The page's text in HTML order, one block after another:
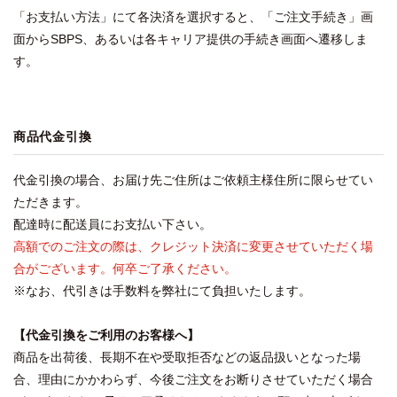
「お支払い方法」にて各決済を選択すると、「ご注文手続き」画
面からSBPS、あるいは各キャリア提供の手続き画面へ遷移しま
す。
商品代金引換
代金引換の場合、お届け先ご住所はご依頼主様住所に限らせてい
ただきます。
配達時に配送員にお支払い下さい。
高額でのご注文の際は、クレジット決済に変更させていただく場
合がございます。何卒ご了承ください。
※なお、代引きは手数料を弊社にて負担いたします。
【代金引換をご利用のお客様へ】
商品を出荷後、長期不在や受取拒否などの返品扱いとなった場
合、理由にかかわらず、今後ご注文をお断りさせていただく場合